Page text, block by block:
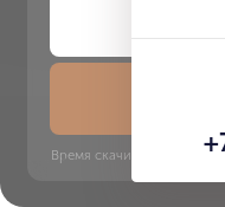
Время скачивания: 6